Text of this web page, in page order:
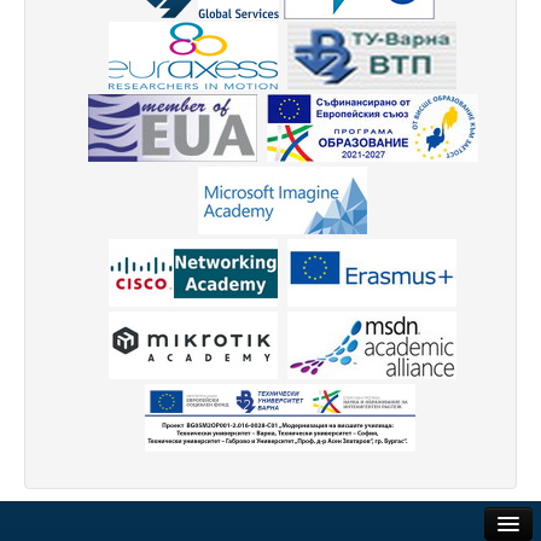
Кадрово развитие
Процедури
Конкурси
Международна дейност
Стратегия за интернационализация. PDF
ПРИЕМ чуждестранни студенти
Договори за сътрудничество